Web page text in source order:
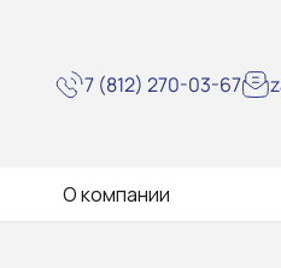
7 (812) 270-03-67
О компании